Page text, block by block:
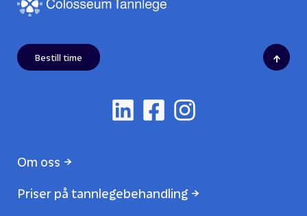
Bestill time
Om oss
Priser på tannlegebehandling
↑